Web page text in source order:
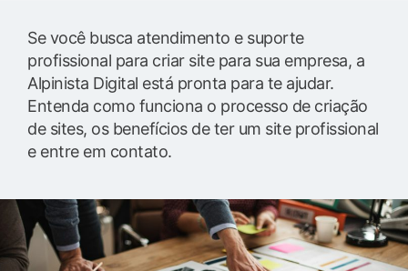
Se você busca atendimento e suporte
profissional para criar site para sua empresa, a
Alpinista Digital está pronta para te ajudar.
Entenda como funciona o processo de criação
de sites, os benefícios de ter um site profissional
e entre em contato.